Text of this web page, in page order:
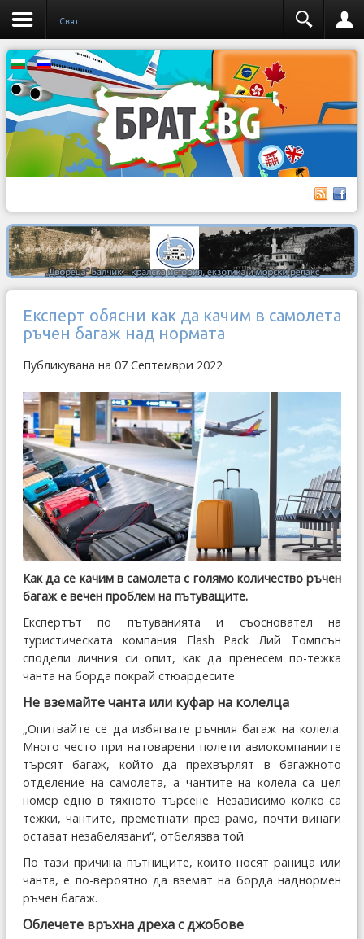
Свят
Експерт обясни как да качим в самолета
ръчен багаж над нормата
Публикувана на 07 Септември 2022
Как да се качим в самолета с голямо количество ръчен
багаж е вечен проблем на пътуващите.
Експертът по пътуванията и съосновател на
туристическата компания Flash Pack Лий Томпсън
сподели личния си опит, как да пренесем по-тежка
чанта на борда покрай стюардесите.
Не вземайте чанта или куфар на колелца
„Опитвайте се да избягвате ръчния багаж на колела.
Много често при натоварени полети авиокомпаниите
търсят багаж, който да прехвърлят в багажното
отделение на самолета, а чантите на колела са цел
номер едно в тяхното търсене. Независимо колко са
тежки, чантите, преметнати през рамо, почти винаги
остават незабелязани“, отбелязва той.
По тази причина пътниците, които носят раница или
чанта, е по-вероятно да вземат на борда наднормен
ръчен багаж.
Облечете връхна дреха с джобове